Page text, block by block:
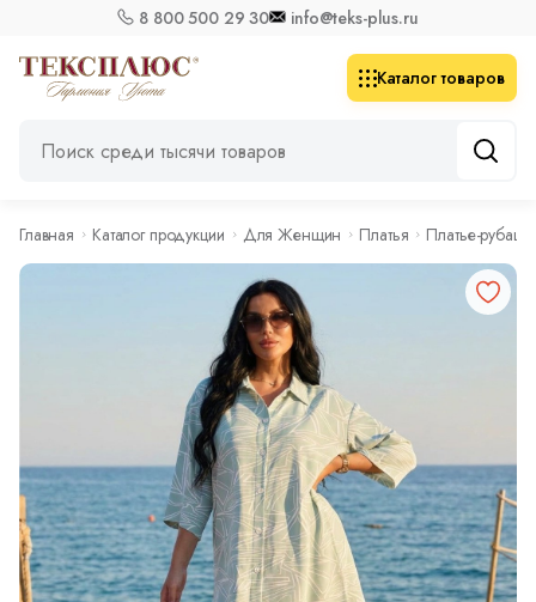
8 800 500 29 30 info@teks-plus.ru
Каталог товаров
Главная Каталог продукции Для Женщин Платья Платье-